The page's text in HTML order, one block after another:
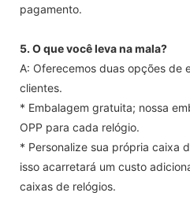
pagamento.
5. O que você leva na mala?
A: Oferecemos duas opções de
clientes.
* Embalagem gratuita; nossa
OPP para cada relógio.
* Personalize sua própria caixa
isso acarretará um custo
caixas de relógios.